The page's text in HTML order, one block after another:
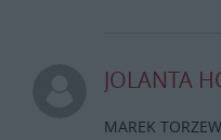
JOLANTA
MAREK